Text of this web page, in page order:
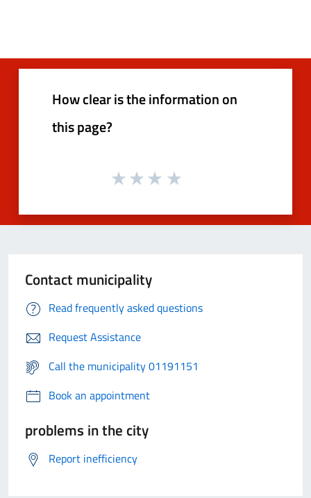
How clear is the information on
this page?
Contact municipality
Read frequently asked questions
Request Assistance
Call the municipality 01191151
Book an appointment
problems in the city
Report inefficiency